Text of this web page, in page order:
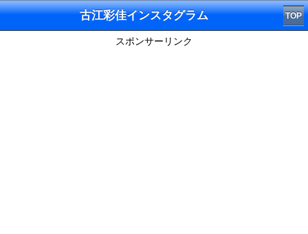
古江彩佳インスタグラム TOP
スポンサーリンク